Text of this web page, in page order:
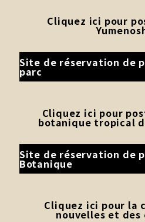
Cliquez ici pour
Site de réservation de
parc
Cliquez ici pour
botanique tropical
Site de réservation de
Botanique
Cliquez ici pour la
nouvelles et des